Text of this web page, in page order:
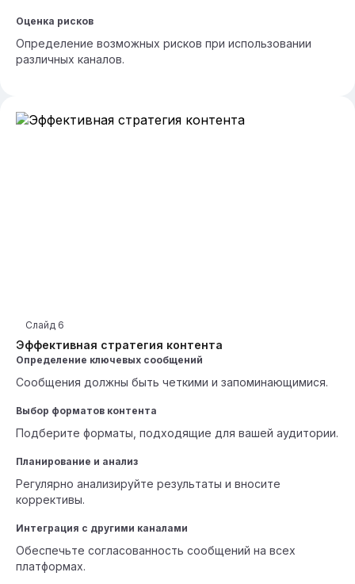
Оценка рисков
Определение возможных рисков при использовании
различных каналов.
Эффективная стратегия контента
Слайд 6
Определение ключевых сообщений
Сообщения должны быть четкими и запоминающимися.
Выбор форматов контента
Подберите форматы, подходящие для вашей аудитории.
Планирование и анализ
Регулярно анализируйте результаты и вносите
коррективы.
Интеграция с другими каналами
Обеспечьте согласованность сообщений на всех
платформах.